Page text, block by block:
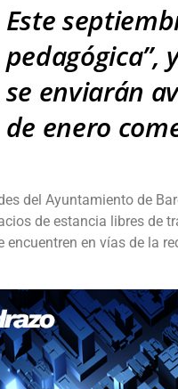
Este
pedagógica”,
se enviarán
de enero
del Ayuntamiento de
de estancia libres de
encuentren en vías de la